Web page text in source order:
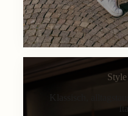
Klassisch,